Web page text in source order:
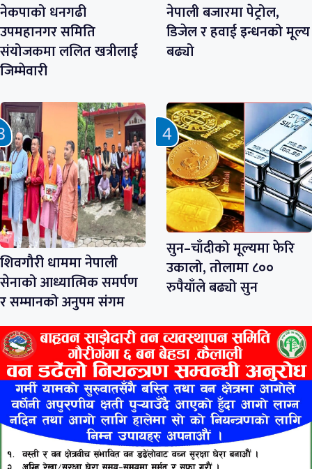
नेकपाको धनगढी
उपमहानगर समिति
संयोजकमा ललित खत्रीलाई
जिम्मेवारी
नेपाली बजारमा पेट्रोल,
डिजेल र हवाई इन्धनको मूल्य
बढ्यो
शिवगौरी धाममा नेपाली
सेनाको आध्यात्मिक समर्पण
र सम्मानको अनुपम संगम
सुन–चाँदीको मूल्यमा फेरि
उकालो, तोलामा ८००
रुपैयाँले बढ्यो सुन